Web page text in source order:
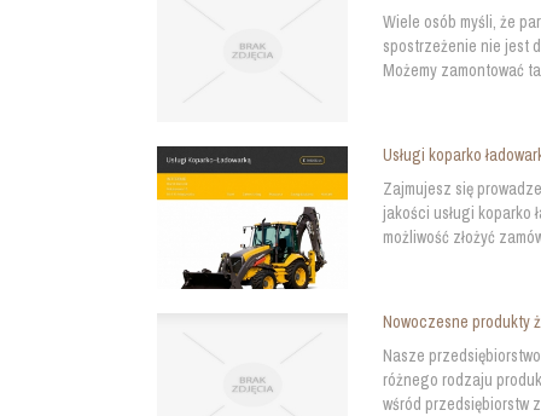
Wiele osób myśli, że
spostrzeżenie nie jest
Możemy zamontować
Usługi koparko
Zajmujesz się
jakości usługi koparko
możliwość złożyć
Nowoczesne produkty
Nasze
różnego rodzaju
wśród przedsiębiorstw